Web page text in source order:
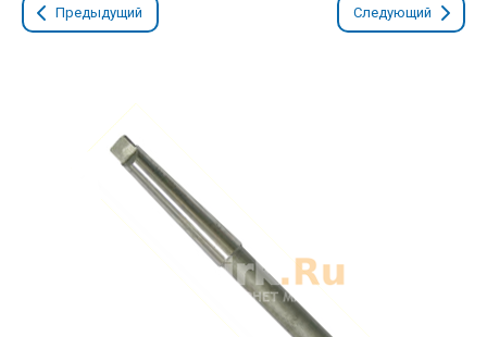
Предыдущий Следующий